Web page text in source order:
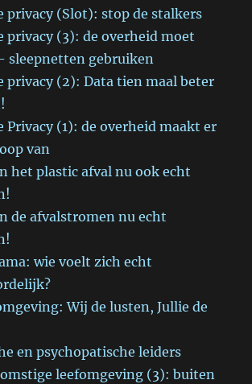
privacy (Slot): stop de stalkers
privacy (3): de overheid moet
sleepnetten gebruiken
privacy (2): Data tien maal beter
(1): de overheid maakt er
van
het plastic afval nu ook echt
de afvalstromen nu echt
wie voelt zich echt
Wij de lusten, Jullie de
en psychopatische leiders
leefomgeving (3): buiten